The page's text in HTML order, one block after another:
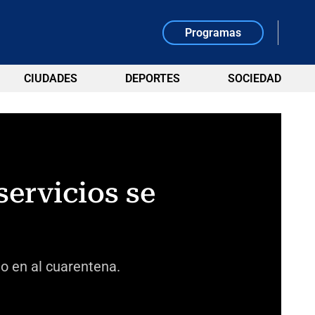
Programas
CIUDADES DEPORTES SOCIEDAD
se
en al cuarentena.